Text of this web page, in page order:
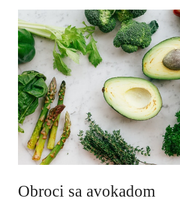
Obroci sa avokadom